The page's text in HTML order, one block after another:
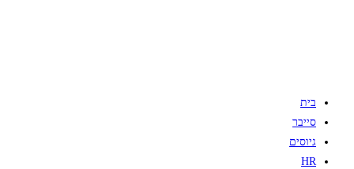
בית
סייבר
גיוסים
HR